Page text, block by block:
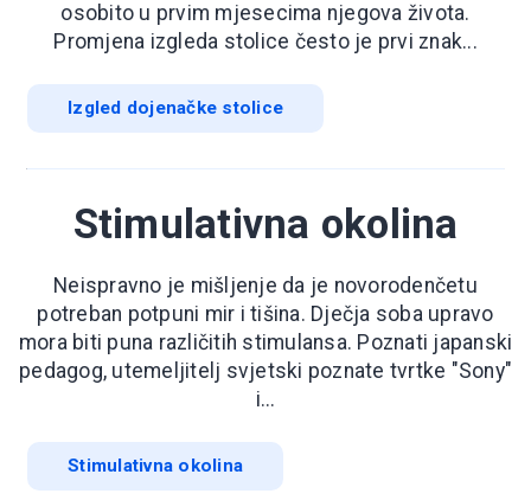
osobito u prvim mjesecima njegova života.
Promjena izgleda stolice često je prvi znak...
Izgled dojenačke stolice
Stimulativna okolina
Neispravno je mišljenje da je novorodenčetu
potreban potpuni mir i tišina. Dječja soba upravo
mora biti puna različitih stimulansa. Poznati japanski
pedagog, utemeljitelj svjetski poznate tvrtke "Sony"
i...
Stimulativna okolina